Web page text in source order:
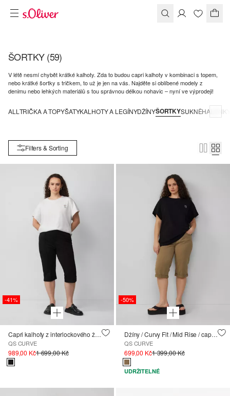
ŠORTKY(59)
V létě nesmí chybět krátké kalhoty. Zda to budou capri kalhoty v kombinaci s topem,
nebo krátké šortky s tričkem, to už je jen na vás. Najděte si oblíbené modely z
denimu nebo lehkých materiálů s tou správnou délkou nohavic – nyní ve výprodeji!
ALL TRIČKA A TOPYŠATYKALHOTY A LEGÍNYDŽÍNYŠORTKYSUKNĚ
Filters & Sorting
-41%
Capri kalhoty z interlockového žerzeje
QS CURVE
989,00 Kč1 699,00 Kč
-50%
Džíny / Curvy Fit / Mid Rise / capri délka
QS CURVE
699,00 Kč1 399,00 Kč
UDRŽITELNÉ